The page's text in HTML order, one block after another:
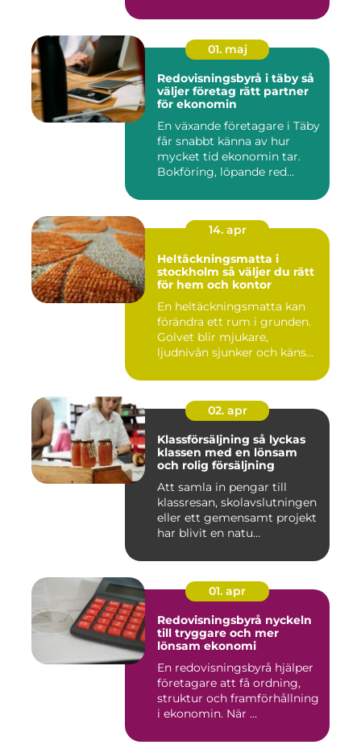
01. maj
Redovisningsbyrå i täby så
väljer företag rätt partner
för ekonomin
En växande företagare i Täby
får snabbt känna av hur
mycket tid ekonomin tar.
Bokföring, löpande red...
14. apr
Heltäckningsmatta i
stockholm så väljer du rätt
för hem och kontor
En heltäckningsmatta kan
förändra ett rum i grunden.
Golvet blir mjukare,
ljudnivån sjunker och käns...
02. apr
Klassförsäljning så lyckas
klassen med en lönsam
och rolig försäljning
Att samla in pengar till
klassresan, skolavslutningen
eller ett gemensamt projekt
har blivit en natu...
01. apr
Redovisningsbyrå nyckeln
till tryggare och mer
lönsam ekonomi
En redovisningsbyrå hjälper
företagare att få ordning,
struktur och framförhållning
i ekonomin. När ...